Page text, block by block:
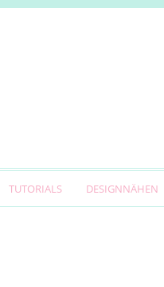
TUTORIALS DESIGNNÄHEN